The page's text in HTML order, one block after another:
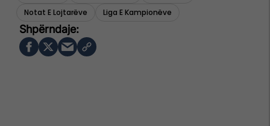
Notat E Lojtarëve
Liga E Kampionëve